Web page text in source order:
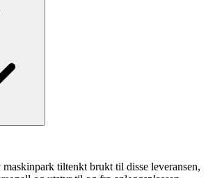
tiltenkt brukt til disse leveransen,